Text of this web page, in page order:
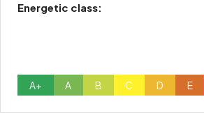
Energetic class:
A+ A B C D E